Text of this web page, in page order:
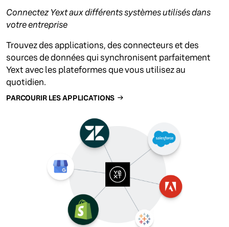
Connectez Yext aux différents systèmes utilisés dans
votre entreprise
Trouvez des applications, des connecteurs et des
sources de données qui synchronisent parfaitement
Yext avec les plateformes que vous utilisez au
quotidien.
PARCOURIR LES APPLICATIONS